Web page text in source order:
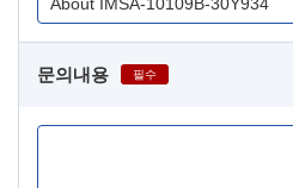
문의내용 필수